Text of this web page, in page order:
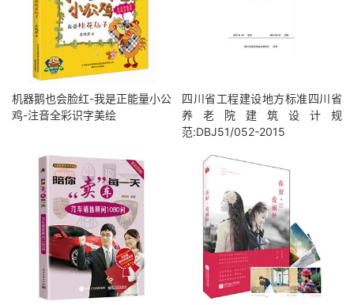
机器鹅也会脸红-我是正能量小公
鸡-注音全彩识字美绘
四川省工程建设地方标准四川省
养老院建筑设计规
范:DBJ51/052-2015